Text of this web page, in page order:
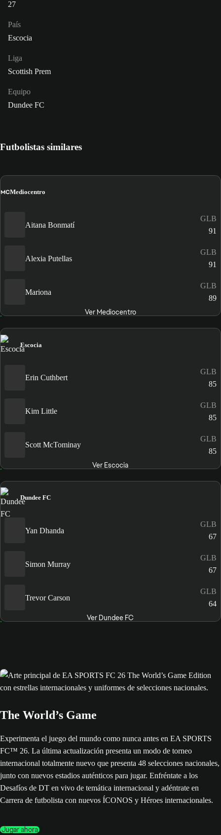
27
País
Escocia
Liga
Scottish Prem
Equipo
Dundee FC
Futbolistas similares
MCMediocentro
Aitana Bonmatí
GLB
91
Alexia Putellas
GLB
91
Mariona
GLB
89
Ver Mediocentro
Escocia
Erin Cuthbert
GLB
85
Kim Little
GLB
85
Scott McTominay
GLB
85
Ver Escocia
Dundee FC
Yan Dhanda
GLB
67
Simon Murray
GLB
67
Trevor Carson
GLB
64
Ver Dundee FC
The World’s Game
Experimenta el juego del mundo como nunca antes en EA SPORTS
FC™ 26. La última actualización presenta un modo de torneo
internacional totalmente nuevo que presenta 48 selecciones nacionales,
junto con nuevos estadios auténticos para jugar. Enfréntate a los
Desafíos de DT en vivo de temática internacional y adéntrate en
Carrera de futbolista con nuevos ÍCONOS y Héroes internacionales.
Jugar ahora